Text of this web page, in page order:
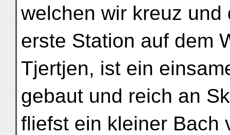
welchen wir kreuz und
erste Station auf dem
Tjertjen, ist ein
gebaut und reich an
fliefst ein kleiner Bach